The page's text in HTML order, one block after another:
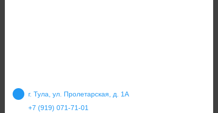
г. Тула, ул. Пролетарская, д. 1А
+7 (919) 071-71-01